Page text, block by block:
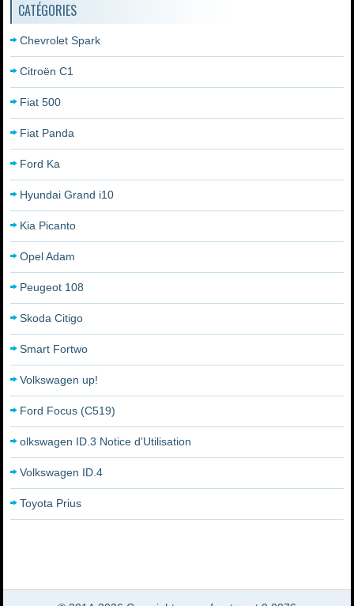
CATÉGORIES
Chevrolet Spark
Citroën C1
Fiat 500
Fiat Panda
Ford Ka
Hyundai Grand i10
Kia Picanto
Opel Adam
Peugeot 108
Skoda Citigo
Smart Fortwo
Volkswagen up!
Ford Focus (C519)
olkswagen ID.3 Notice d’Utilisation
Volkswagen ID.4
Toyota Prius